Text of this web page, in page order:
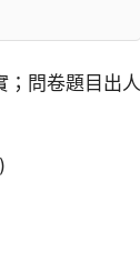
；問卷題目出人